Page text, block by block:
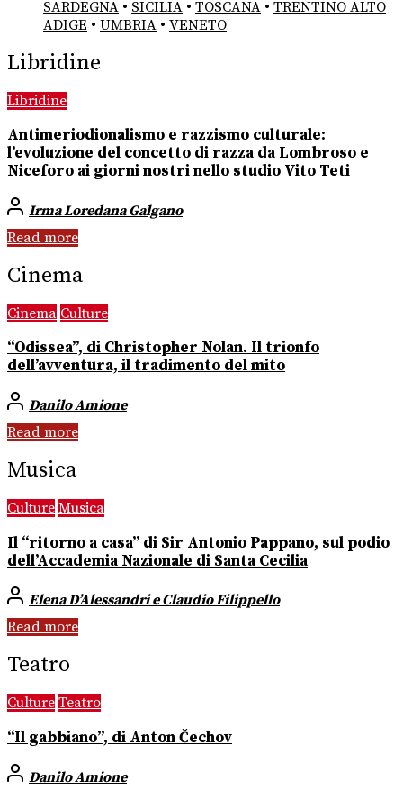
SARDEGNA • SICILIA • TOSCANA • TRENTINO ALTO
ADIGE • UMBRIA • VENETO
Libridine
Libridine
Antimeriodionalismo e razzismo culturale:
l’evoluzione del concetto di razza da Lombroso e
Niceforo ai giorni nostri nello studio Vito Teti
Irma Loredana Galgano
Read more
Cinema
Cinema Culture
“Odissea”, di Christopher Nolan. Il trionfo
dell’avventura, il tradimento del mito
Danilo Amione
Read more
Musica
Culture Musica
Il “ritorno a casa” di Sir Antonio Pappano, sul podio
dell’Accademia Nazionale di Santa Cecilia
Elena D’Alessandri e Claudio Filippello
Read more
Teatro
Culture Teatro
“Il gabbiano”, di Anton Čechov
Danilo Amione